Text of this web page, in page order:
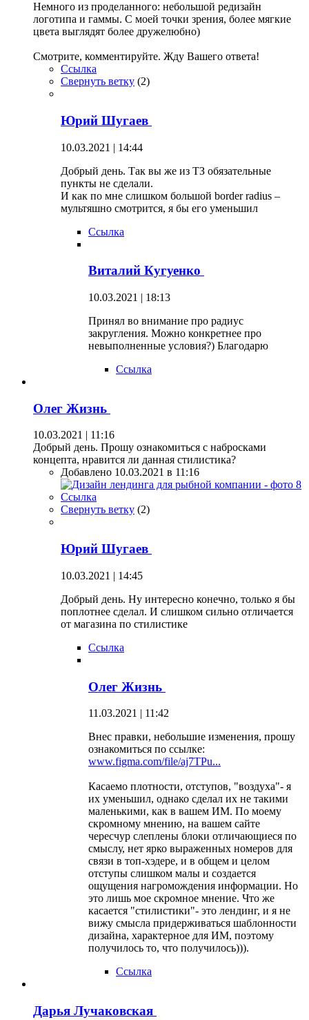
Немного из проделанного: небольшой редизайн
логотипа и гаммы. С моей точки зрения, более мягкие
цвета выглядят более дружелюбно)
Смотрите, комментируйте. Жду Вашего ответа!
Ссылка
Свернуть ветку (2)
Юрий Шугаев
10.03.2021 | 14:44
Добрый день. Так вы же из ТЗ обязательные
пункты не сделали.
И как по мне слишком большой border radius –
мультяшно смотрится, я бы его уменьшил
Ссылка
Виталий Кугуенко
10.03.2021 | 18:13
Принял во внимание про радиус
закругления. Можно конкретнее про
невыполненные условия?) Благодарю
Ссылка
Олег Жизнь
10.03.2021 | 11:16
Добрый день. Прошу ознакомиться с набросками
концепта, нравится ли данная стилистика?
Добавлено 10.03.2021 в 11:16
Ссылка
Свернуть ветку (2)
Юрий Шугаев
10.03.2021 | 14:45
Добрый день. Ну интересно конечно, только я бы
поплотнее сделал. И слишком сильно отличается
от магазина по стилистике
Ссылка
Олег Жизнь
11.03.2021 | 11:42
Внес правки, небольшие изменения, прошу
ознакомиться по ссылке:
www.figma.com/file/aj7TPu...
Касаемо плотности, отступов, "воздуха"- я
их уменьшил, однако сделал их не такими
маленькими, как в вашем ИМ. По моему
скромному мнению, на вашем сайте
чересчур слеплены блоки отличающиеся по
смыслу, нет ярко выраженных номеров для
связи в топ-хэдере, и в общем и целом
отступы слишком малы и создается
ощущения нагромождения информации. Но
это лишь мое скромное мнение. Что же
касается "стилистики"- это лендинг, и я не
вижу смысла придерживаться шаблонности
дизайна, характерное для ИМ, поэтому
получилось то, что получилось))).
Ссылка
Дарья Лучаковская